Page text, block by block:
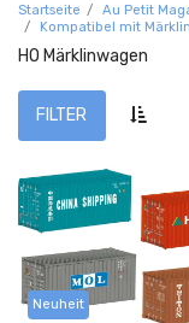
Startseite Au Petit
Kompatibel mit
HO Märklinwagen
FILTER
Neuheit